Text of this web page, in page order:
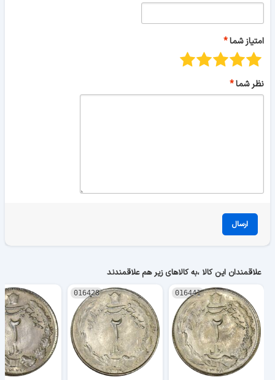
امتیاز شما
نظر شما
ارسال
علاقمندان این کالا ،به کالاهای زیر هم علاقمندند
016441
016428